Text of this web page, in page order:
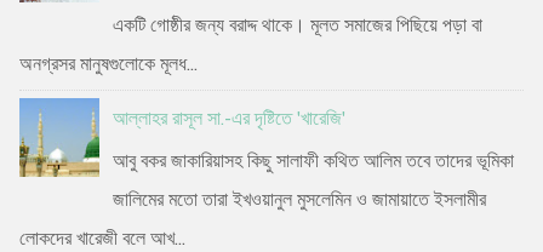
একটি গোষ্ঠীর জন্য বরাদ্দ থাকে। মূলত সমাজের পিছিয়ে পড়া বা
অনগ্রসর মানুষগুলোকে মূলধ...
আল্লাহর রাসূল সা.-এর দৃষ্টিতে 'খারেজি'
আবু বকর জাকারিয়াসহ কিছু সালাফী কথিত আলিম তবে তাদের ভূমিকা
জালিমের মতো তারা ইখওয়ানুল মুসলেমিন ও জামায়াতে ইসলামীর
লোকদের খারেজী বলে আখ...